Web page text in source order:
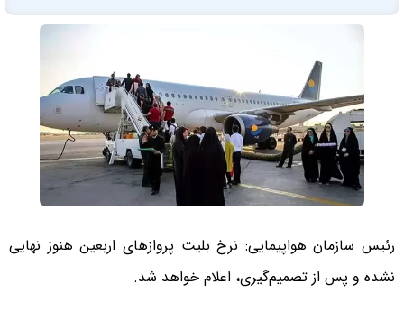
رئیس سازمان هواپیمایی: نرخ بلیت پروازهای اربعین هنوز نهایی
نشده و پس از تصمیم‌گیری، اعلام خواهد شد.